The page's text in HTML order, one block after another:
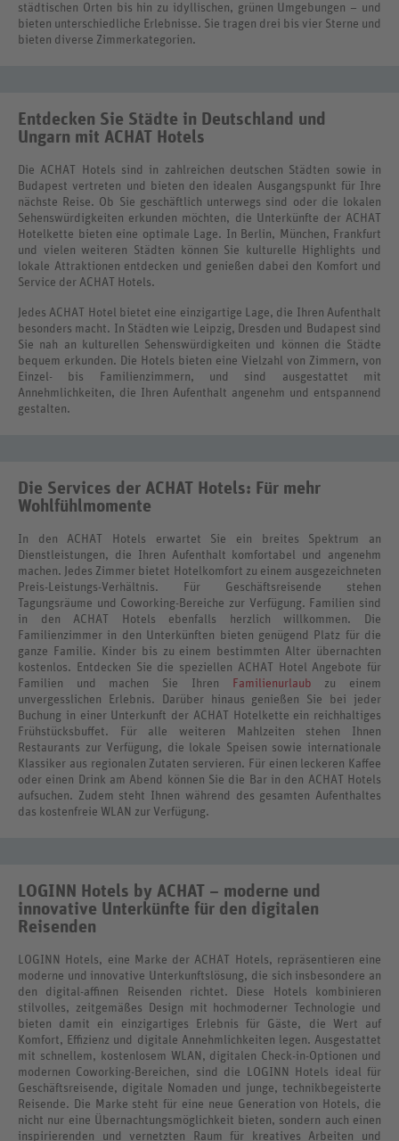
städtischen Orten bis hin zu idyllischen, grünen Umgebungen – und
bieten unterschiedliche Erlebnisse. Sie tragen drei bis vier Sterne und
bieten diverse Zimmerkategorien.
Entdecken Sie Städte in Deutschland und
Ungarn mit ACHAT Hotels
Die ACHAT Hotels sind in zahlreichen deutschen Städten sowie in
Budapest vertreten und bieten den idealen Ausgangspunkt für Ihre
nächste Reise. Ob Sie geschäftlich unterwegs sind oder die lokalen
Sehenswürdigkeiten erkunden möchten, die Unterkünfte der ACHAT
Hotelkette bieten eine optimale Lage. In Berlin, München, Frankfurt
und vielen weiteren Städten können Sie kulturelle Highlights und
lokale Attraktionen entdecken und genießen dabei den Komfort und
Service der ACHAT Hotels.
Jedes ACHAT Hotel bietet eine einzigartige Lage, die Ihren Aufenthalt
besonders macht. In Städten wie Leipzig, Dresden und Budapest sind
Sie nah an kulturellen Sehenswürdigkeiten und können die Städte
bequem erkunden. Die Hotels bieten eine Vielzahl von Zimmern, von
Einzel- bis Familienzimmern, und sind ausgestattet mit
Annehmlichkeiten, die Ihren Aufenthalt angenehm und entspannend
gestalten.
Die Services der ACHAT Hotels: Für mehr
Wohlfühlmomente
In den ACHAT Hotels erwartet Sie ein breites Spektrum an
Dienstleistungen, die Ihren Aufenthalt komfortabel und angenehm
machen. Jedes Zimmer bietet Hotelkomfort zu einem ausgezeichneten
Preis-Leistungs-Verhältnis. Für Geschäftsreisende stehen
Tagungsräume und Coworking-Bereiche zur Verfügung. Familien sind
in den ACHAT Hotels ebenfalls herzlich willkommen. Die
Familienzimmer in den Unterkünften bieten genügend Platz für die
ganze Familie. Kinder bis zu einem bestimmten Alter übernachten
kostenlos. Entdecken Sie die speziellen ACHAT Hotel Angebote für
Familien und machen Sie Ihren
Familienurlaub zu einem
unvergesslichen Erlebnis. Darüber hinaus genießen Sie bei jeder
Buchung in einer Unterkunft der ACHAT Hotelkette ein reichhaltiges
Frühstücksbuffet. Für alle weiteren Mahlzeiten stehen Ihnen
Restaurants zur Verfügung, die lokale Speisen sowie internationale
Klassiker aus regionalen Zutaten servieren. Für einen leckeren Kaffee
oder einen Drink am Abend können Sie die Bar in den ACHAT Hotels
aufsuchen. Zudem steht Ihnen während des gesamten Aufenthaltes
das kostenfreie WLAN zur Verfügung.
LOGINN Hotels by ACHAT – moderne und
innovative Unterkünfte für den digitalen
Reisenden
LOGINN Hotels, eine Marke der ACHAT Hotels, repräsentieren eine
moderne und innovative Unterkunftslösung, die sich insbesondere an
den digital-affinen Reisenden richtet. Diese Hotels kombinieren
stilvolles, zeitgemäßes Design mit hochmoderner Technologie und
bieten damit ein einzigartiges Erlebnis für Gäste, die Wert auf
Komfort, Effizienz und digitale Annehmlichkeiten legen. Ausgestattet
mit schnellem, kostenlosem WLAN, digitalen Check-in-Optionen und
modernen Coworking-Bereichen, sind die LOGINN Hotels ideal für
Geschäftsreisende, digitale Nomaden und junge, technikbegeisterte
Reisende. Die Marke steht für eine neue Generation von Hotels, die
nicht nur eine Übernachtungsmöglichkeit bieten, sondern auch einen
inspirierenden und vernetzten Raum für kreatives Arbeiten und